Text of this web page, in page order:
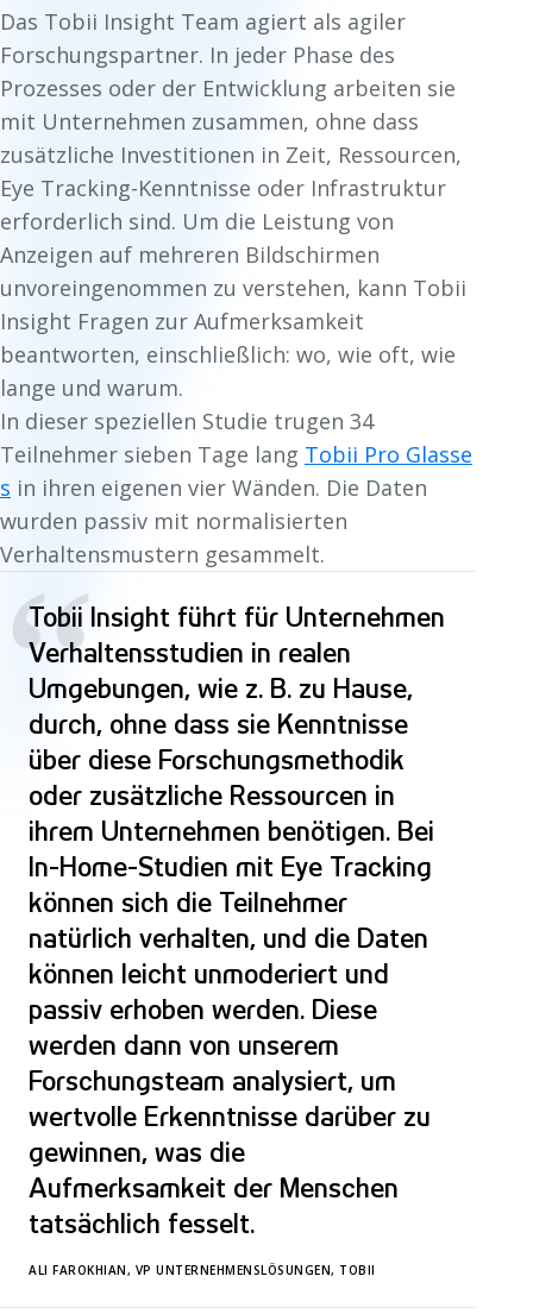
Das Tobii Insight Team agiert als agiler
Forschungspartner. In jeder Phase des
Prozesses oder der Entwicklung arbeiten sie
mit Unternehmen zusammen, ohne dass
zusätzliche Investitionen in Zeit, Ressourcen,
Eye Tracking-Kenntnisse oder Infrastruktur
erforderlich sind. Um die Leistung von
Anzeigen auf mehreren Bildschirmen
unvoreingenommen zu verstehen, kann Tobii
Insight Fragen zur Aufmerksamkeit
beantworten, einschließlich: wo, wie oft, wie
lange und warum.
In dieser speziellen Studie trugen 34
Teilnehmer sieben Tage lang Tobii Pro Glasse
s in ihren eigenen vier Wänden. Die Daten
wurden passiv mit normalisierten
Verhaltensmustern gesammelt.
“
Tobii Insight führt für Unternehmen
Verhaltensstudien in realen
Umgebungen, wie z. B. zu Hause,
durch, ohne dass sie Kenntnisse
über diese Forschungsmethodik
oder zusätzliche Ressourcen in
ihrem Unternehmen benötigen. Bei
In-Home-Studien mit Eye Tracking
können sich die Teilnehmer
natürlich verhalten, und die Daten
können leicht unmoderiert und
passiv erhoben werden. Diese
werden dann von unserem
Forschungsteam analysiert, um
wertvolle Erkenntnisse darüber zu
gewinnen, was die
Aufmerksamkeit der Menschen
tatsächlich fesselt.
ALI FAROKHIAN, VP UNTERNEHMENSLÖSUNGEN, TOBII